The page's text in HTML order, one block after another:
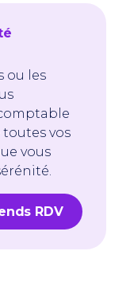
ou les
vos
vous
RDV